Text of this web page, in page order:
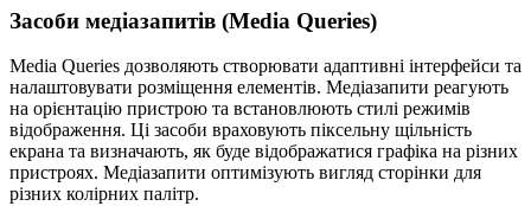
Засоби медіазапитів (Media Queries)
Media Queries дозволяють створювати адаптивні інтерфейси та
налаштовувати розміщення елементів. Медіазапити реагують
на орієнтацію пристрою та встановлюють стилі режимів
відображення. Ці засоби враховують піксельну щільність
екрана та визначають, як буде відображатися графіка на різних
пристроях. Медіазапити оптимізують вигляд сторінки для
різних колірних палітр.